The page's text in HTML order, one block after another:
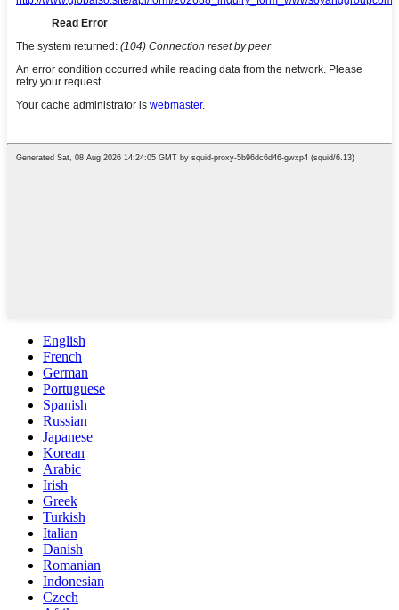
English
French
German
Portuguese
Spanish
Russian
Japanese
Korean
Arabic
Irish
Greek
Turkish
Italian
Danish
Romanian
Indonesian
Czech